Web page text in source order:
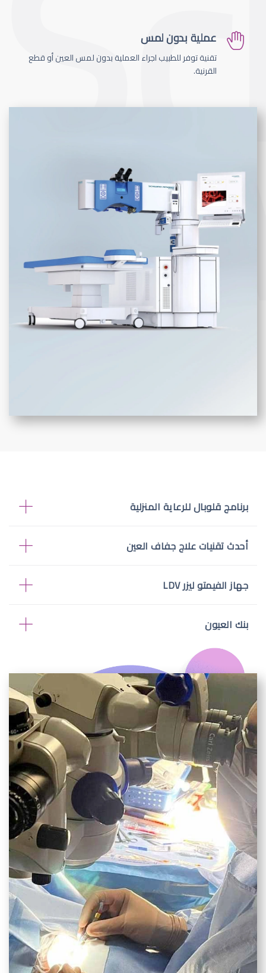
عملية بدون لمس
تقنية توفر للطبيب اجراء العملية بدون لمس العين أو قطع
القرنية.
برنامج قلوبال للرعاية المنزلية
أحدث تقنيات علاج جفاف العين
جهاز الفيمتو ليزر LDV
بنك العيون